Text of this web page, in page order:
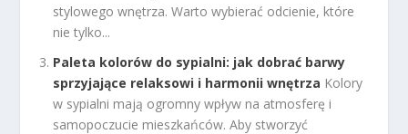
stylowego wnętrza. Warto wybierać odcienie, które
nie tylko...
Paleta kolorów do sypialni: jak dobrać barwy
sprzyjające relaksowi i harmonii wnętrza Kolory
w sypialni mają ogromny wpływ na atmosferę i
samopoczucie mieszkańców. Aby stworzyć